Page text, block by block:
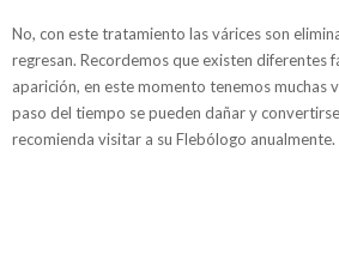
No, con este tratamiento las várices son
regresan. Recordemos que existen diferentes
aparición, en este momento tenemos muchas
paso del tiempo se pueden dañar y
recomienda visitar a su Flebólogo anualmente.